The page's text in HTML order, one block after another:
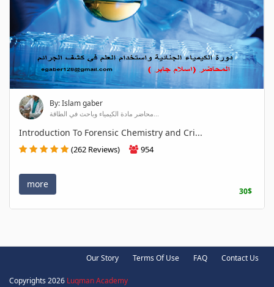
By: Islam gaber
محاضر مادة الكيمياء وباحث في الطاقة...
Introduction To Forensic Chemistry and Cri...
(262 Reviews) 954
more
30$
Our Story Terms Of Use FAQ Contact Us
Copyrights 2026 Luqman Academy